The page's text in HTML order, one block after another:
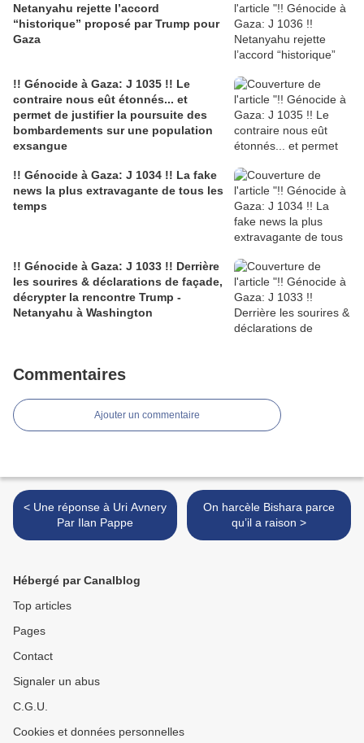
Netanyahu rejette l’accord
“historique” proposé par Trump pour
Gaza
!! Génocide à Gaza: J 1035 !! Le
contraire nous eût étonnés... et
permet de justifier la poursuite des
bombardements sur une population
exsangue
!! Génocide à Gaza: J 1034 !! La fake
news la plus extravagante de tous les
temps
!! Génocide à Gaza: J 1033 !! Derrière
les sourires & déclarations de façade,
décrypter la rencontre Trump -
Netanyahu à Washington
Commentaires
Ajouter un commentaire
< Une réponse à Uri Avnery
Par Ilan Pappe
On harcèle Bishara parce
qu’il a raison >
Hébergé par Canalblog
Top articles
Pages
Contact
Signaler un abus
C.G.U.
Cookies et données personnelles